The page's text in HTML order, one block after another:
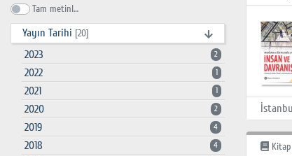
Tam metinlerde ara
Yayın Tarihi [20]
2023 2
2022 1
2021 1
2020 2
2019 4
2018 4